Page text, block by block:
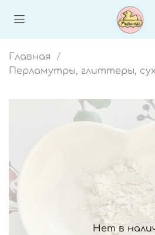
Главная
Перламутры, глиттеры,
Нет в